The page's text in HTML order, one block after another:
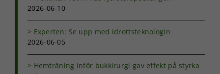
2026-06-10
Experten: Se upp med idrottsteknologin
2026-06-05
Hemträning inför bukkirurgi gav effekt på styrka
funktionalitet
uppbyggnad,
baserat på